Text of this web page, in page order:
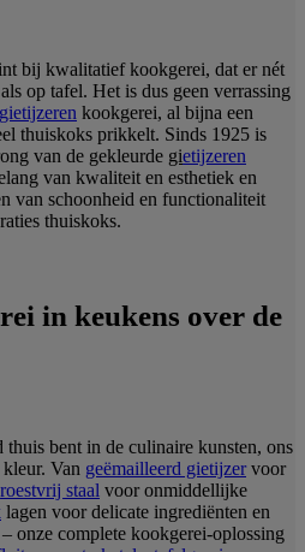
bij kwalitatief kookgerei, dat er nét
op tafel. Het is dus geen verrassing
gietijzeren kookgerei, al bijna een
thuiskoks prikkelt. Sinds 1925 is
van de gekleurde gietijzeren
van kwaliteit en esthetiek en
van schoonheid en functionaliteit
thuiskoks.
in keukens over de
bent in de culinaire kunsten, ons
Van geëmailleerd gietijzer voor
roestvrij staal voor onmiddellijke
lagen voor delicate ingrediënten en
onze complete kookgerei-oplossing